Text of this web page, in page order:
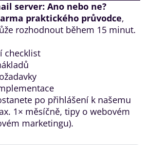
server: Ano nebo ne?
praktického průvodce,
rozhodnout během 15 minut.
checklist
po přihlášení k našemu
1× měsíčně, tipy o webovém
marketingu).